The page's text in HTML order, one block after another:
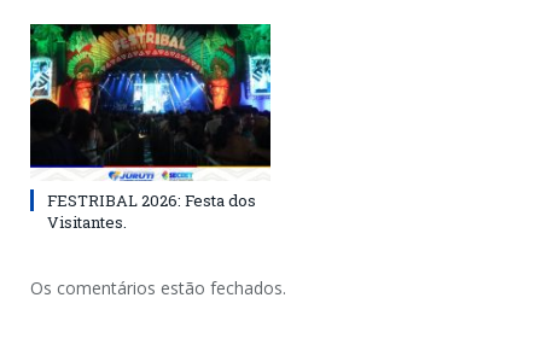
FESTRIBAL 2026: Festa dos
Visitantes.
Os comentários estão fechados.